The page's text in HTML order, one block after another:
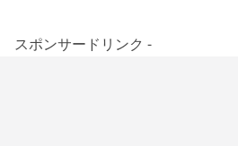
スポンサードリンク -